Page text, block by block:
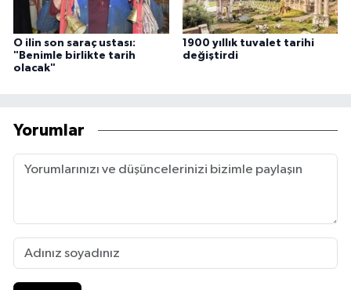
O ilin son saraç ustası:
"Benimle birlikte tarih
olacak"
1900 yıllık tuvalet tarihi
değiştirdi
Yorumlar